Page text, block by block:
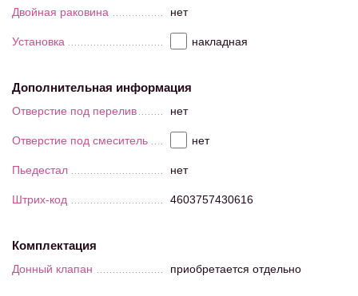
Двойная раковина нет
Установка накладная
Дополнительная информация
Отверстие под перелив нет
Отверстие под смеситель нет
Пьедестал нет
Штрих-код 4603757430616
Комплектация
Донный клапан приобретается отдельно